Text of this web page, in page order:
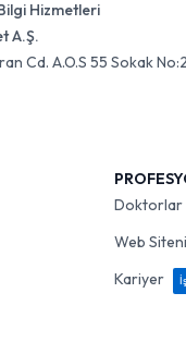
Hizmetleri
A.Ş.
Cd. A.O.S 55 Sokak
Doktorlar
Web
Kariyer